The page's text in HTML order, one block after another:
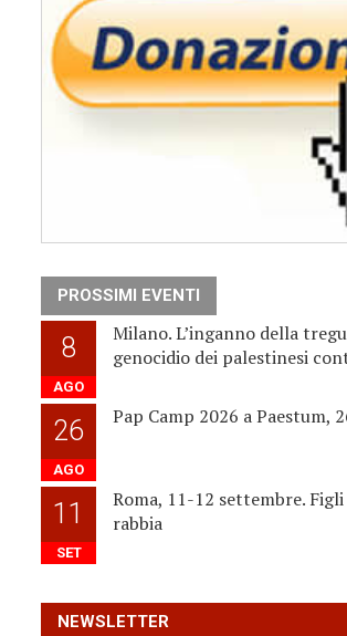
PROSSIMI EVENTI
8
AGO
Milano. L’inganno della
genocidio dei palestinesi
26
AGO
Pap Camp 2026 a Paestum,
11
SET
Roma, 11-12 settembre.
rabbia
NEWSLETTER